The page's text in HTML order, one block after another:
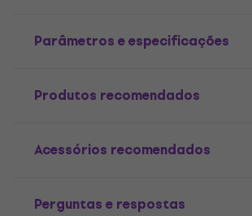
Parâmetros e especificações
Produtos recomendados
Acessórios recomendados
Perguntas e respostas